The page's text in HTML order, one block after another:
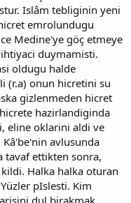
Islâm tebliginin yeni
emrolundugu
Medine'ye göç etmeye
duymamisti.
oldugu halde
(r.a) onun hicretini su
gizlenmeden hicret
hazirlandiginda
eline oklarini aldi ve
avlusunda
tavaf ettikten sonra,
Halka halka oturan
pIslesti. Kim
dul birakmak